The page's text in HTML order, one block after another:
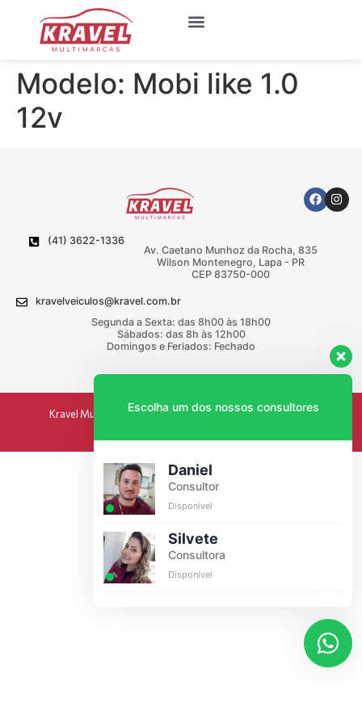
Modelo: Mobi like 1.0
12v
(41) 3622-1336
Av. Caetano Munhoz da Rocha, 835
Wilson Montenegro, Lapa - PR
CEP 83750-000
kravelveiculos@kravel.com.br
Segunda a Sexta: das 8h00 às 18h00
Sábados: das 8h às 12h00
Domingos e Feriados: Fechado
Kravel Multimarcas 2024 - Todos os direitos reservados.
Escolha um dos nossos consultores
Daniel
Consultor
Disponível
Silvete
Consultora
Disponível